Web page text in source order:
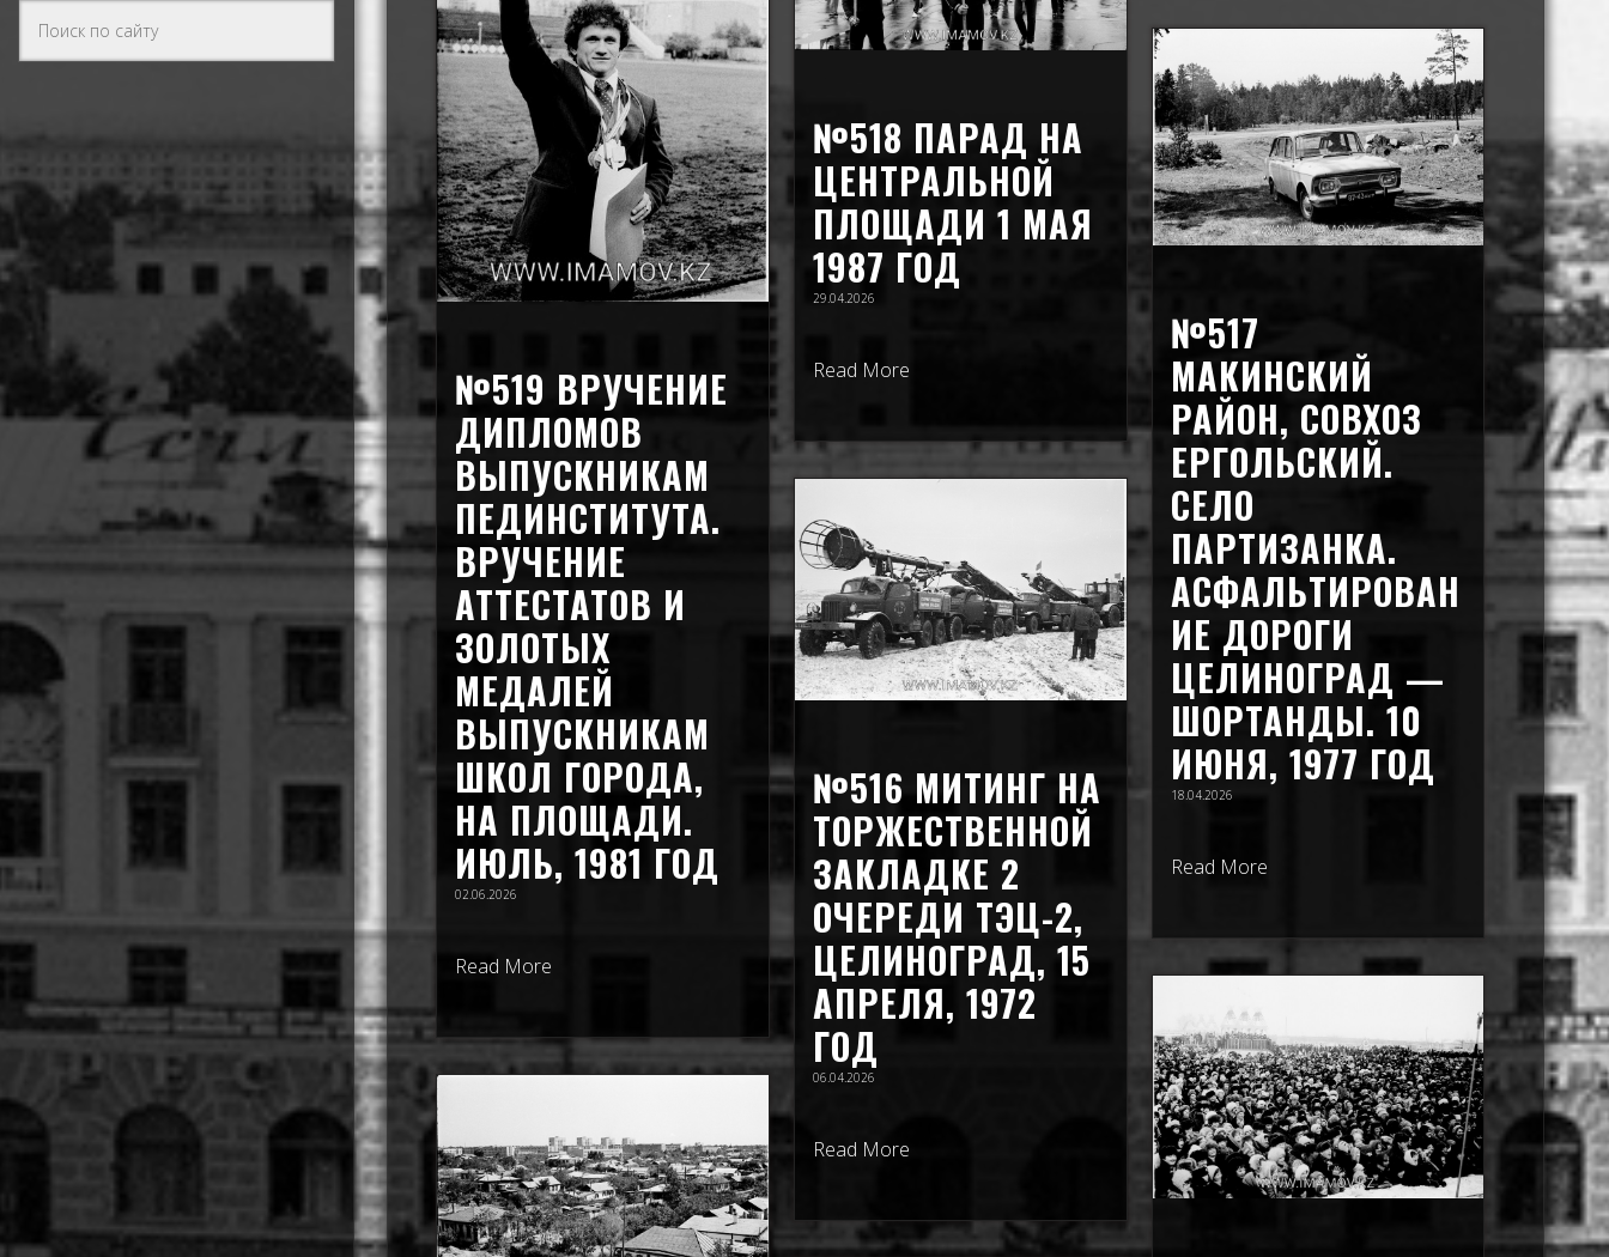
№519 ВРУЧЕНИЕ
ДИПЛОМОВ
ВЫПУСКНИКАМ
ПЕДИНСТИТУТА.
ВРУЧЕНИЕ
АТТЕСТАТОВ И
ЗОЛОТЫХ
МЕДАЛЕЙ
ВЫПУСКНИКАМ
ШКОЛ ГОРОДА,
НА ПЛОЩАДИ.
ИЮЛЬ, 1981 ГОД
02.06.2026
Read More
№518 ПАРАД НА
ЦЕНТРАЛЬНОЙ
ПЛОЩАДИ 1 МАЯ
1987 ГОД
29.04.2026
Read More
№517
МАКИНСКИЙ
РАЙОН, СОВХОЗ
ЕРГОЛЬСКИЙ.
СЕЛО
ПАРТИЗАНКА.
АСФАЛЬТИРОВАН
ИЕ ДОРОГИ
ЦЕЛИНОГРАД —
ШОРТАНДЫ. 10
ИЮНЯ, 1977 ГОД
18.04.2026
Read More
№516 МИТИНГ НА
ТОРЖЕСТВЕННОЙ
ЗАКЛАДКЕ 2
ОЧЕРЕДИ ТЭЦ-2,
ЦЕЛИНОГРАД, 15
АПРЕЛЯ, 1972
ГОД
06.04.2026
Read More